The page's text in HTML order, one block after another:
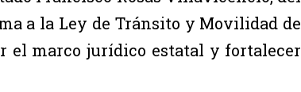
a la Ley de Tránsito y Movilidad de
el marco jurídico estatal y fortalecer